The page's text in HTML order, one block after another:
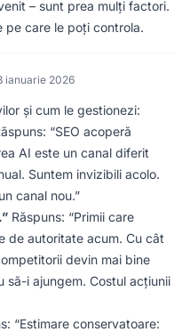
– sunt prea mulți factori.
pe care le poți controla.
ianuarie 2026
și cum le gestionezi:
“SEO acoperă
AI este un canal diferit
Suntem invizibili acolo.
canal nou.”
Răspuns: “Primii care
de autoritate acum. Cu cât
devin mai bine
să-i ajungem. Costul acțiunii
“Estimare conservatoare: